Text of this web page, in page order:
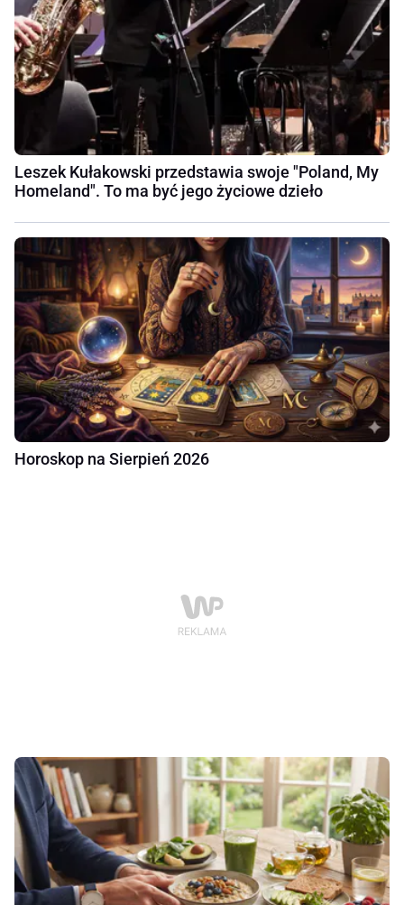
Leszek Kułakowski przedstawia swoje "Poland, My
Homeland". To ma być jego życiowe dzieło
Horoskop na Sierpień 2026